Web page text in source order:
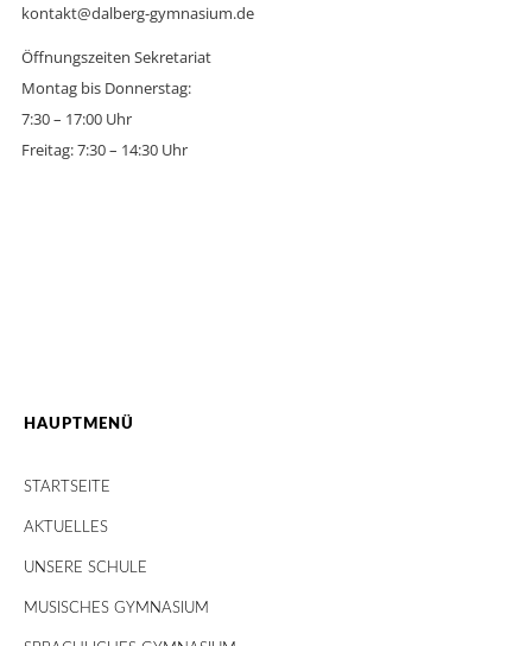
kontakt@dalberg-gymnasium.de
Öffnungszeiten Sekretariat
Montag bis Donnerstag:
7:30 – 17:00 Uhr
Freitag: 7:30 – 14:30 Uhr
HAUPTMENÜ
STARTSEITE
AKTUELLES
UNSERE SCHULE
MUSISCHES GYMNASIUM